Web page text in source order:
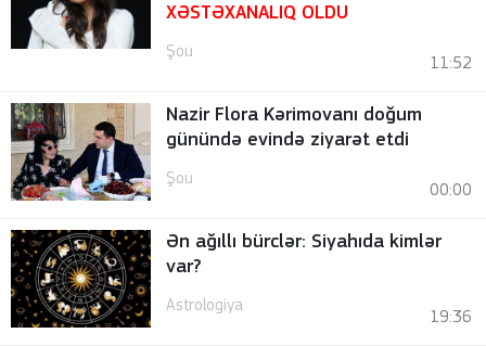
XƏSTƏXANALIQ OLDU
Şou
11:52
Nazir Flora Kərimovanı doğum
günündə evində ziyarət etdi
Şou
00:00
Ən ağıllı bürclər: Siyahıda kimlər
var?
Astrologiya
19:36